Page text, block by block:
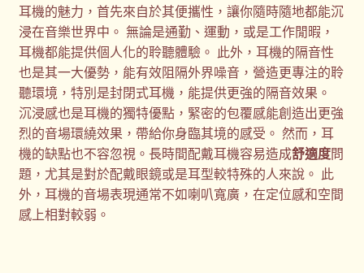
耳機的魅力，首先來自於其便攜性，讓你隨時隨地都能沉
浸在音樂世界中。 無論是通勤、運動，或是工作閒暇，
耳機都能提供個人化的聆聽體驗。 此外，耳機的隔音性
也是其一大優勢，能有效阻隔外界噪音，營造更專注的聆
聽環境，特別是封閉式耳機，能提供更強的隔音效果。
沉浸感也是耳機的獨特優點，緊密的包覆感能創造出更強
烈的音場環繞效果，帶給你身臨其境的感受。 然而，耳
機的缺點也不容忽視。長時間配戴耳機容易造成舒適度問
題，尤其是對於配戴眼鏡或是耳型較特殊的人來說。 此
外，耳機的音場表現通常不如喇叭寬廣，在定位感和空間
感上相對較弱。